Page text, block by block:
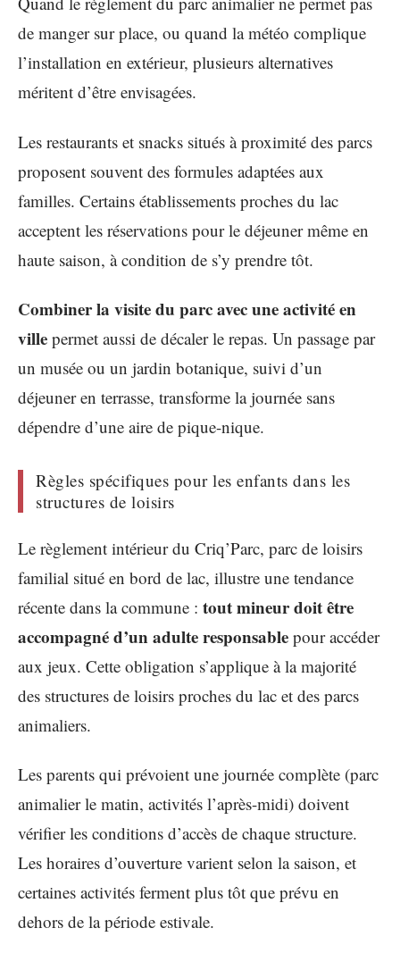
de manger sur place, ou quand la météo complique
l’installation en extérieur, plusieurs alternatives
méritent d’être envisagées.
Les restaurants et snacks situés à proximité des parcs
proposent souvent des formules adaptées aux
familles. Certains établissements proches du lac
acceptent les réservations pour le déjeuner même en
haute saison, à condition de s’y prendre tôt.
Combiner la visite du parc avec une activité en
ville permet aussi de décaler le repas. Un passage par
un musée ou un jardin botanique, suivi d’un
déjeuner en terrasse, transforme la journée sans
dépendre d’une aire de pique-nique.
Règles spécifiques pour les enfants dans les
structures de loisirs
Le règlement intérieur du Criq’Parc, parc de loisirs
familial situé en bord de lac, illustre une tendance
récente dans la commune : tout mineur doit être
accompagné d’un adulte responsable pour accéder
aux jeux. Cette obligation s’applique à la majorité
des structures de loisirs proches du lac et des parcs
animaliers.
Les parents qui prévoient une journée complète (parc
animalier le matin, activités l’après-midi) doivent
vérifier les conditions d’accès de chaque structure.
Les horaires d’ouverture varient selon la saison, et
certaines activités ferment plus tôt que prévu en
dehors de la période estivale.